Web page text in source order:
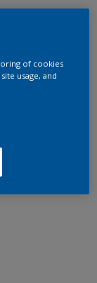
of cookies
usage, and